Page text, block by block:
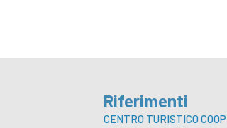
Riferimenti
CENTRO TURISTICO